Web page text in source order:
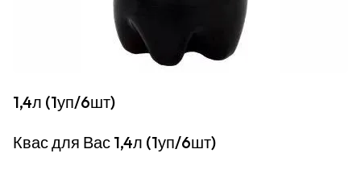
1,4л (1уп/6шт)
Квас для Вас 1,4л (1уп/6шт)